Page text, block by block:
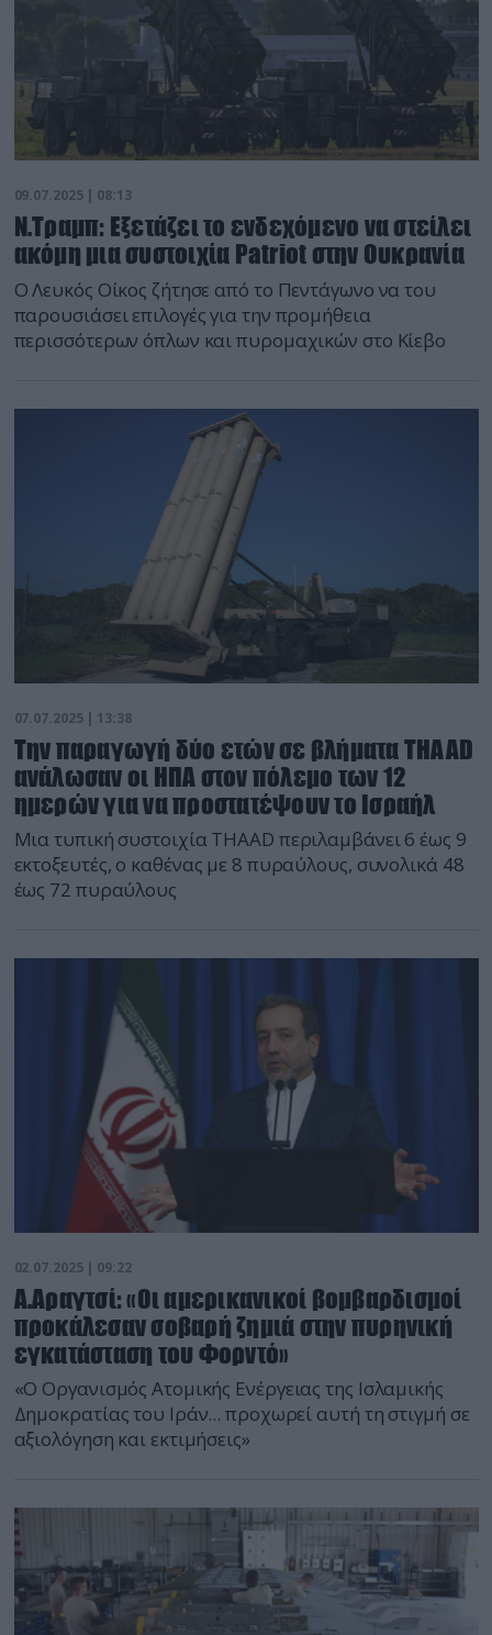
09.07.2025 | 08:13
Ν.Τραμπ: Εξετάζει το ενδεχόμενο να στείλει
ακόμη μια συστοιχία Patriot στην Ουκρανία
Ο Λευκός Οίκος ζήτησε από το Πεντάγωνο να του
παρουσιάσει επιλογές για την προμήθεια
περισσότερων όπλων και πυρομαχικών στο Κίεβο
07.07.2025 | 13:38
Την παραγωγή δύο ετών σε βλήματα THAAD
ανάλωσαν οι ΗΠΑ στον πόλεμο των 12
ημερών για να προστατέψουν το Ισραήλ
Μια τυπική συστοιχία THAAD περιλαμβάνει 6 έως 9
εκτοξευτές, ο καθένας με 8 πυραύλους, συνολικά 48
έως 72 πυραύλους
02.07.2025 | 09:22
Α.Αραγτσί: «Οι αμερικανικοί βομβαρδισμοί
προκάλεσαν σοβαρή ζημιά στην πυρηνική
εγκατάσταση του Φορντό»
«Ο Οργανισμός Ατομικής Ενέργειας της Ισλαμικής
Δημοκρατίας του Ιράν... προχωρεί αυτή τη στιγμή σε
αξιολόγηση και εκτιμήσεις»